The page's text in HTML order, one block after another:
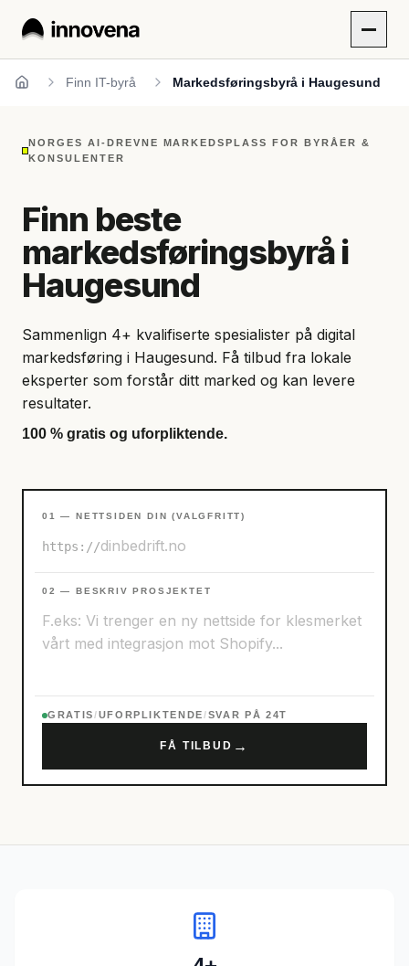
Hjem Finn IT-byrå Markedsføringsbyrå i Haugesund
NORGES AI-DREVNE MARKEDSPLASS FOR BYRÅER &
KONSULENTER
Finn beste
markedsføringsbyrå i
Haugesund
Sammenlign 4+ kvalifiserte spesialister på digital
markedsføring i Haugesund. Få tilbud fra lokale
eksperter som forstår ditt marked og kan levere
resultater.
100 % gratis og uforpliktende.
01 — NETTSIDEN DIN (VALGFRITT)
https://
02 — BESKRIV PROSJEKTET
GRATIS/UFORPLIKTENDE/SVAR PÅ 24T
FÅ TILBUD →